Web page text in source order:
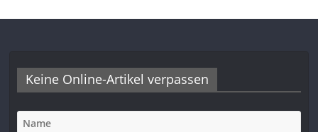
Keine Online-Artikel verpassen